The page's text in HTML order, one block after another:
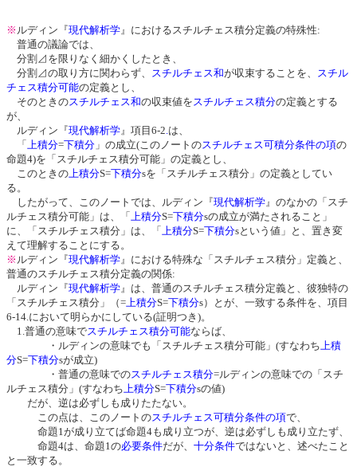
※ ルディン『現代解析学』におけるスチルチェス積分定義の特殊性:
普通の議論では、
分割⊿を限りなく細かくしたとき、
分割⊿の取り方に関わらず、 スチルチェス和が収束することを、 スチル
チェス積分可能の定義とし、
そのときのスチルチェス和の収束値をスチルチェス積分の定義とする
が、
ルディン『現代解析学』項目6-2.は、
「 上積分=下積分 」の成立(このノートのスチルチェス可積分条件の項の
命題4)を「スチルチェス積分可能」の定義とし、
このときの上積分S=下積分sを「スチルチェス積分」の定義としてい
る。
したがって、このノートでは、ルディン『現代解析学』のなかの「スチ
ルチェス積分可能」は、「 上積分S=下積分sの成立が満たされること」
に、「スチルチェス積分」は、「 上積分S=下積分sという値」と、置き変
えて理解することにする。
※ ルディン『現代解析学』における特殊な「スチルチェス積分」定義と、
普通のスチルチェス積分定義の関係:
ルディン『現代解析学』は、普通のスチルチェス積分定義と、彼独特の
「スチルチェス積分」（=上積分S=下積分s）とが、一致する条件を、項目
6-14.において明らかにしている(証明つき)。
1.普通の意味でスチルチェス積分可能ならば、
・ルディンの意味でも「スチルチェス積分可能」(すなわち上積
分S=下積分sが成立)
・普通の意味でのスチルチェス積分=ルディンの意味での「スチ
ルチェス積分」(すなわち上積分S=下積分sの値)
だが、逆は必ずしも成りたたない。
この点は、このノートのスチルチェス可積分条件の項で、
命題1が成り立てば命題4も成り立つが、逆は必ずしも成り立たず、
命題4は、命題1の必要条件だが、 十分条件ではないと、述べたこと
と一致する。